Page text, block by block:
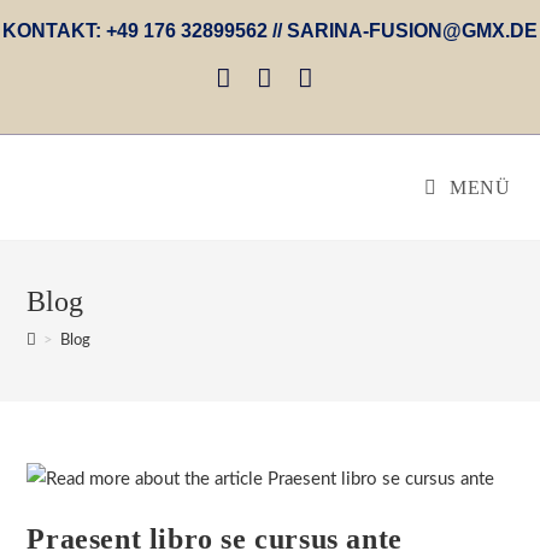
KONTAKT: +49 176 32899562 // SARINA-FUSION@GMX.DE
MENÜ
Blog
> Blog
Praesent libro se cursus ante